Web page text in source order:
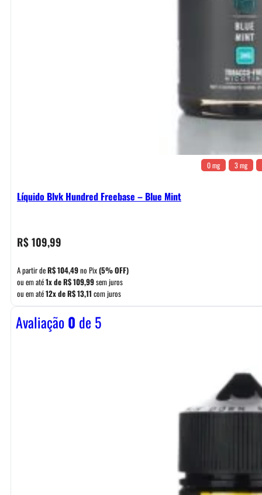
0 mg 3 mg
Líquido Blvk Hundred Freebase – Blue Mint
R$109,99
A partir deR$104,49no Pix(5% OFF)
ou em até1x deR$109,99sem juros
ou em até12x deR$13,11 com juros
Avaliação0 de 5